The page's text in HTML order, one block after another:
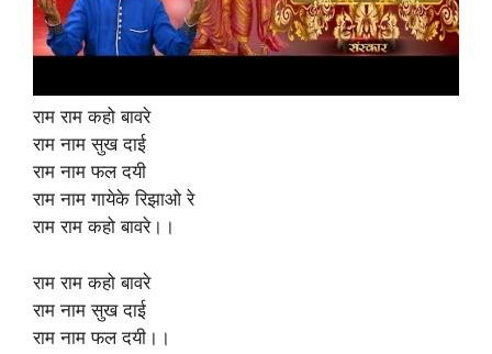
राम राम कहो बावरे
राम नाम सुख दाई
राम नाम फल दयी
राम नाम गायेके रिझाओ रे
राम राम कहो बावरे।।
राम राम कहो बावरे
राम नाम सुख दाई
राम नाम फल दयी।।